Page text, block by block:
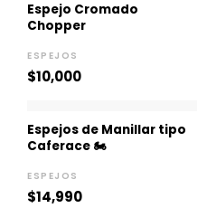
Espejo Cromado
Chopper
ESPEJOS
$10,000
Espejos de Manillar tipo
Caferace 🏍️
ESPEJOS
$14,990